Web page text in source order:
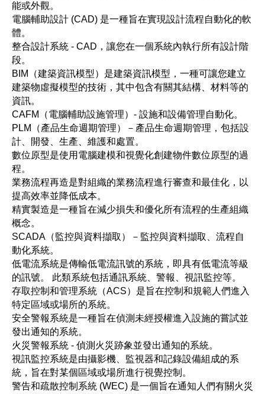
能或外觀。
電腦輔助設計 (CAD) 是一種旨在實現設計流程自動化的軟
體。
整合設計系統 - CAD，讓您在一個系統內執行所有設計階
段。
BIM（建築資訊模型）是建築資訊模型，一種可讓您建立
建築物虛擬模型的技術，其中包含有關其結構、材料等的
資訊。
CAFM（電腦輔助設施管理）- 設施和設備管理自動化。
PLM（產品生命週期管理）－產品生命週期管理，包括設
計、開發、生產、維護和處置。
數位原型是使用電腦建模和視覺化創建物件數位原型的過
程。
業務流程再造是對組織的業務流程進行審查和最佳化，以
提高效率並降低成本。
精實製造是一種旨在減少損失和優化所有流程的生產組織
概念。
SCADA（監控與資料擷取）－監控與資料擷取、流程自
動化系統。
低電流系統是傳輸低電流訊號的系統，即具有低電流等級
的訊號。 此類系統包括通訊系統、警報、視訊監控等。
存取控制和管理系統（ACS）是旨在控制和規範人們進入
特定區域或場所的系統。
安全警報系統是一種旨在偵測未經授權進入設施的嘗試並
發出通知的系統。
火災警報系統 - 偵測火災跡象並發出通知的系統。
視訊監控系統是由攝影機、監視器和記錄設備組成的系
統，旨在對某個區域或場所進行視覺控制。
警告和疏散控制系統 (WEC) 是一個旨在通知人們有關火災